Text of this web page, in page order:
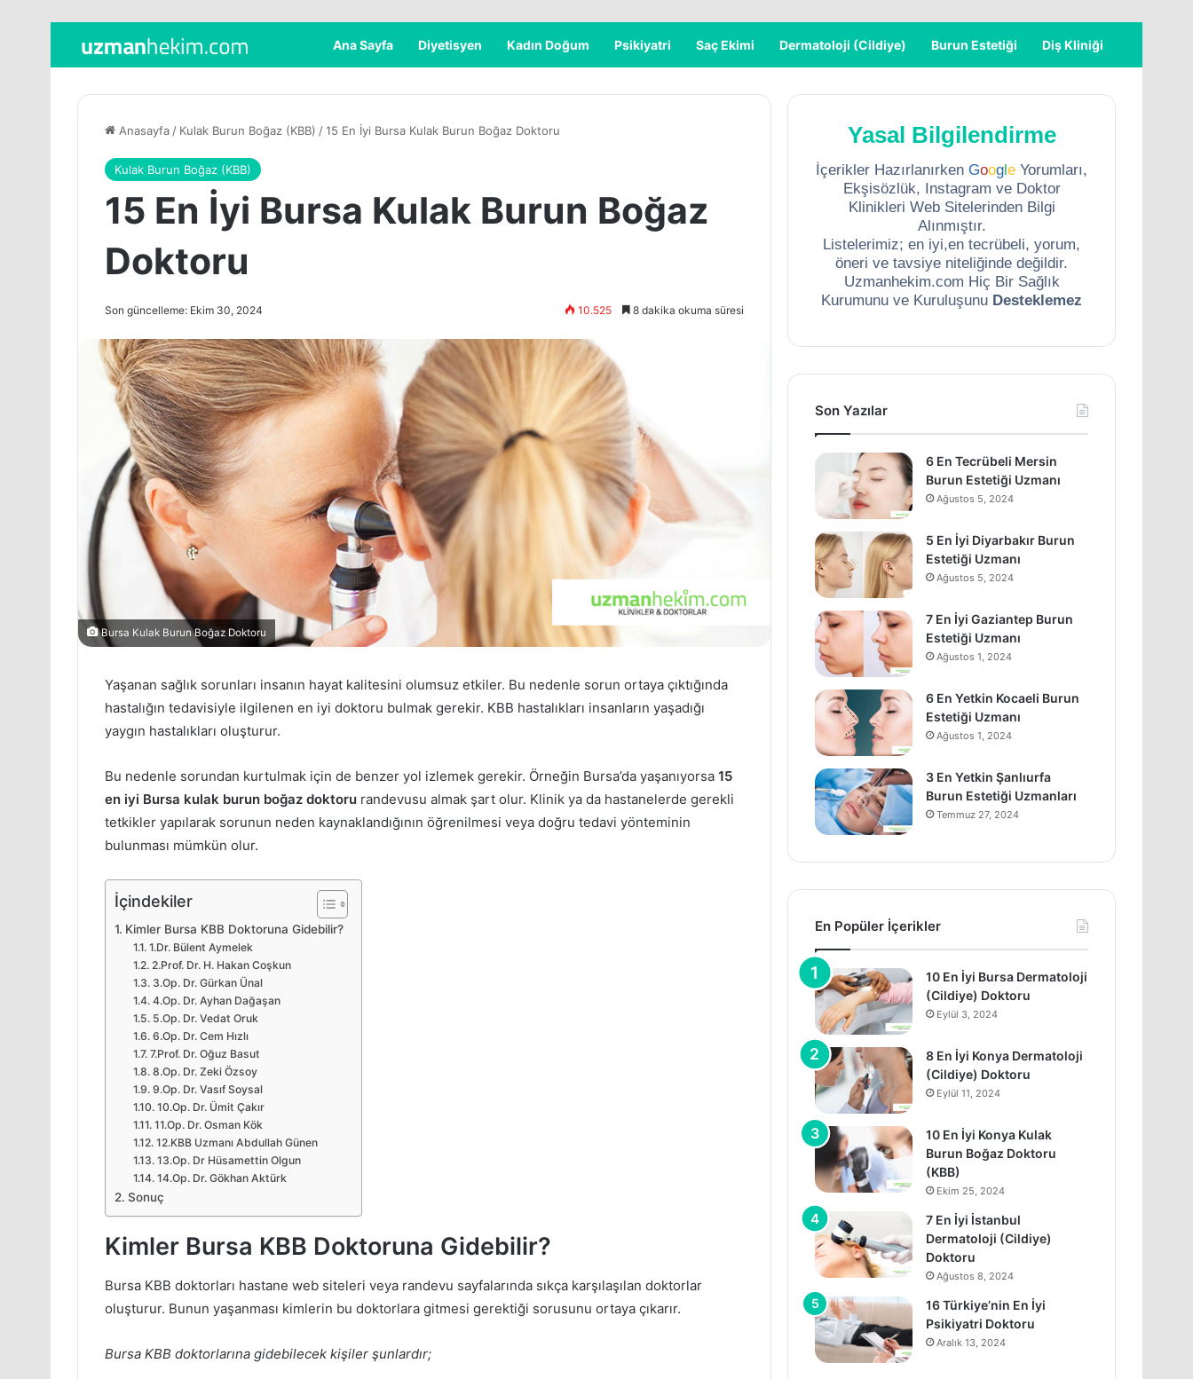
Ana Sayfa Diyetisyen Kadın Doğum Psikiyatri Saç Ekimi Dermatoloji (Cildiye) Burun Estetiği Diş Kliniği
Anasayfa / Kulak Burun Boğaz (KBB) /15 En İyi Bursa Kulak Burun Boğaz Doktoru
Kulak Burun Boğaz (KBB)
15 En İyi Bursa Kulak Burun Boğaz
Doktoru
Son güncelleme: Ekim 30, 2024 10.525 8 dakika okuma süresi
Bursa Kulak Burun Boğaz Doktoru
Yaşanan sağlık sorunları insanın hayat kalitesini olumsuz etkiler. Bu nedenle sorun ortaya çıktığında
hastalığın tedavisiyle ilgilenen en iyi doktoru bulmak gerekir. KBB hastalıkları insanların yaşadığı
yaygın hastalıkları oluşturur.
Bu nedenle sorundan kurtulmak için de benzer yol izlemek gerekir. Örneğin Bursa’da yaşanıyorsa 15
en iyi Bursa kulak burun boğaz doktoru randevusu almak şart olur. Klinik ya da hastanelerde gerekli
tetkikler yapılarak sorunun neden kaynaklandığının öğrenilmesi veya doğru tedavi yönteminin
bulunması mümkün olur.
İçindekiler
Kimler Bursa KBB Doktoruna Gidebilir?
1.Dr. Bülent Aymelek
2.Prof. Dr. H. Hakan Coşkun
3.Op. Dr. Gürkan Ünal
4.Op. Dr. Ayhan Dağaşan
5.Op. Dr. Vedat Oruk
6.Op. Dr. Cem Hızlı
7.Prof. Dr. Oğuz Basut
8.Op. Dr. Zeki Özsoy
9.Op. Dr. Vasıf Soysal
10.Op. Dr. Ümit Çakır
11.Op. Dr. Osman Kök
12.KBB Uzmanı Abdullah Günen
13.Op. Dr Hüsamettin Olgun
14.Op. Dr. Gökhan Aktürk
Sonuç
Kimler Bursa KBB Doktoruna Gidebilir?
Bursa KBB doktorları hastane web siteleri veya randevu sayfalarında sıkça karşılaşılan doktorlar
oluşturur. Bunun yaşanması kimlerin bu doktorlara gitmesi gerektiği sorusunu ortaya çıkarır.
Bursa KBB doktorlarına gidebilecek kişiler şunlardır;
Yasal Bilgilendirme
İçerikler Hazırlanırken Google Yorumları,
Ekşisözlük, Instagram ve Doktor
Klinikleri Web Sitelerinden Bilgi
Alınmıştır.
Listelerimiz; en iyi,en tecrübeli, yorum,
öneri ve tavsiye niteliğinde değildir.
Uzmanhekim.com Hiç Bir Sağlık
Kurumunu ve Kuruluşunu Desteklemez
Son Yazılar
6 En Tecrübeli Mersin
Burun Estetiği Uzmanı
Ağustos 5, 2024
5 En İyi Diyarbakır Burun
Estetiği Uzmanı
Ağustos 5, 2024
7 En İyi Gaziantep Burun
Estetiği Uzmanı
Ağustos 1, 2024
6 En Yetkin Kocaeli Burun
Estetiği Uzmanı
Ağustos 1, 2024
3 En Yetkin Şanlıurfa
Burun Estetiği Uzmanları
Temmuz 27, 2024
En Popüler İçerikler
10 En İyi Bursa Dermatoloji
(Cildiye) Doktoru
Eylül 3, 2024
8 En İyi Konya Dermatoloji
(Cildiye) Doktoru
Eylül 11, 2024
10 En İyi Konya Kulak
Burun Boğaz Doktoru
(KBB)
Ekim 25, 2024
7 En İyi İstanbul
Dermatoloji (Cildiye)
Doktoru
Ağustos 8, 2024
16 Türkiye’nin En İyi
Psikiyatri Doktoru
Aralık 13, 2024